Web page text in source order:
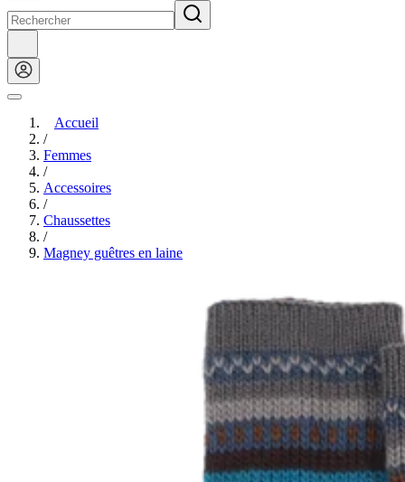
Accueil
/
Femmes
/
Accessoires
/
Chaussettes
/
Magney guêtres en laine